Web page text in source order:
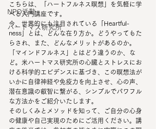
NPO活動
ハートマス研究所
こちらは、「ハートフルネス瞑想」を気軽に学
べる入門講座です。
今、世界的にも注目されている「Heartful-
ness」とは、どんな在り方か。どうやってもた
らされ、また、どんなメリットがあるのか。
「マインドフルネス」とはどう違うのか、な
ど。米ハートマス研究所の心臓とストレスにお
ける科学的エビデンスに基づき、この瞑想法が
いかに自律神経や免疫力を向上させ、心の声、
潜在意識の叡智に繋がる、シンプルでパワフル
な方法かをご紹介いたします。
そのしくみとメソッドを知って、ご自分の心身
の健康や自己実現のためにご活用ください。講